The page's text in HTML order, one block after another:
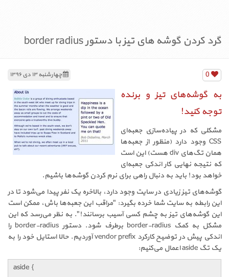
گرد کردن گوشه های تیز با دستور border radius
چهارشنبه ۱۳ دی ۱۳۹۶ 0
به گوشه‌های تیز و برنده
توجه کنید!
مشکلی که در پیاده‌سازی جعبه‌ای
CSS وجود دارد (منظور از جعبه‌ها
همان تگ‌های div هست) این است
که نتیجه نهایی کار اندکی جعبه‌ای
خواهد بود! باید به دنبال راهی برای نرم کردن گوشه‌ها باشیم.
گوشه‌های تیز زیادی در سایت وجود دارد، بالاخره یک نفر پیدا می‌شود تا در
این رابطه به سایت شما خرده بگیرد: "مراقب این جعبه‌ها باش، ممکن است
این گوشه‌های تیز به چشم کسی آسیب برسانند!". به نظر می‌رسد که این
مشکل به کمک border-radius برطرف شود. دستور border-radius را
اندکی پیش در توضیح کارکرد vendor prefix آوردیم. حالا استایل خود را به
یک تگ aside اعمال می‌کنیم:
aside {